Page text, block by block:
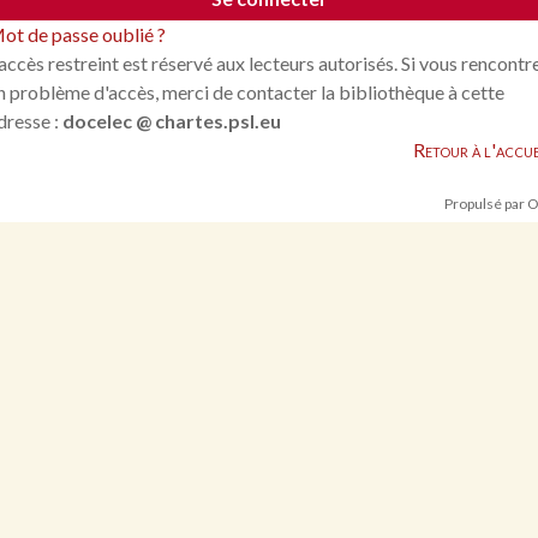
de passe oublié ?
restreint est réservé aux lecteurs autorisés. Si vous
problème d'accès, merci de contacter la bibliothèque à cette
: docelec @ chartes.psl.eu
Retour à
Propulsé par